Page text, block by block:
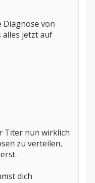
Diagnose von
alles jetzt auf
Titer nun wirklich
zu verteilen,
dich